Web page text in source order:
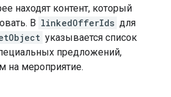
находят контент, который
В linkedOfferIds для
указывается список
предложений,
на мероприятие.